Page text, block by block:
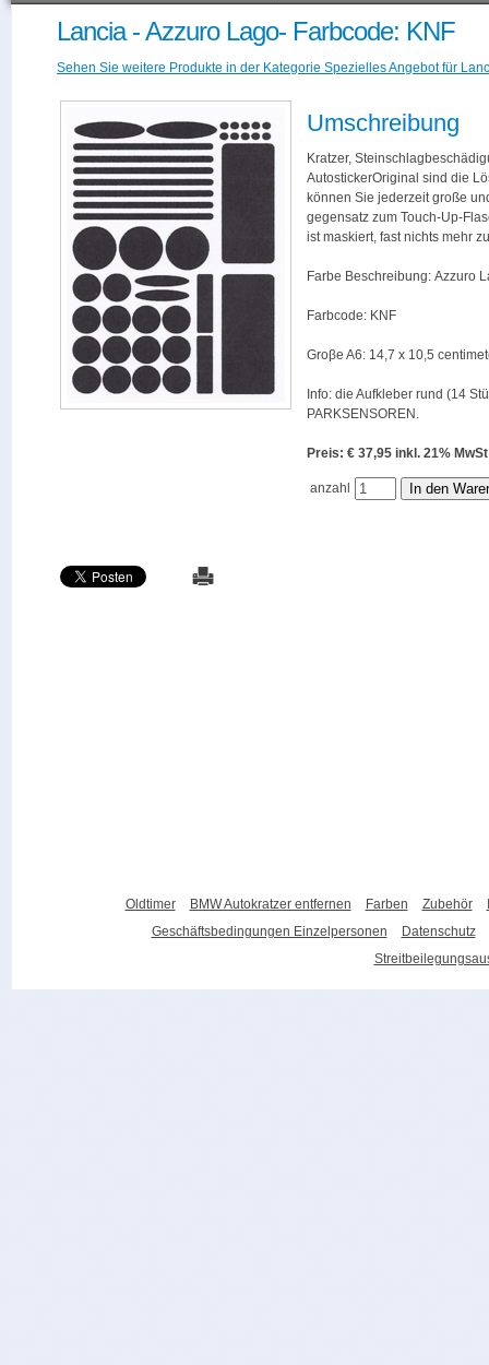
Lancia - Azzuro Lago- Farbcode: KNF
Sehen Sie weitere Produkte in der Kategorie Spezielles Angebot für
Umschreibung
Kratzer,
AutostickerOriginal sind die
können Sie jederzeit große
gegensatz zum Touch-Up-
ist maskiert, fast nichts mehr
Farbe Beschreibung: Azzuro
Farbcode: KNF
Groβe A6: 14,7 x 10,5
Info: die Aufkleber rund (14
PARKSENSOREN.
Preis: € 37,95 inkl. 21%
anzahl
Oldtimer BMW Autokratzer entfernen Farben Zubehör
Geschäftsbedingungen Einzelpersonen
Datenschutz